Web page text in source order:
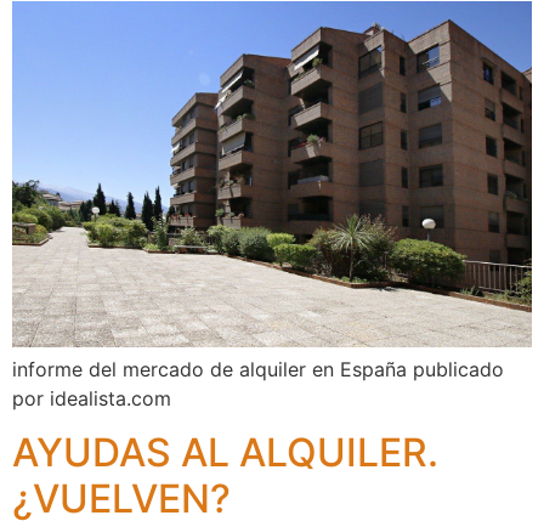
informe del mercado de alquiler en España publicado
por idealista.com
AYUDAS AL ALQUILER.
¿VUELVEN?